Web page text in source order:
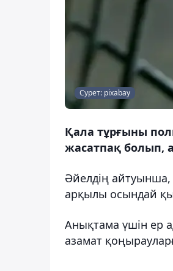
Сурет: pixabay
Қала тұрғыны
жасатпақ болып,
Әйелдің
арқылы осындай
Анықтама үшін ер
азамат